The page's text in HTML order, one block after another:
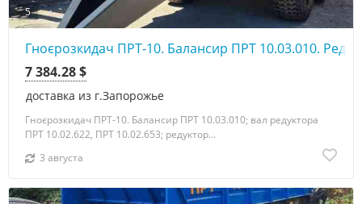
5
Гноєрозкидач ПРТ-10. Балансир ПРТ 10.03.010.
доставка из г.Запорожье
7 384.28 $
Гноєрозкидач ПРТ-10. Балансир ПРТ 10.03.010; вал редуктора
ПРТ 10.02.622, ПРТ 10.02.653; редуктор...
3 августа